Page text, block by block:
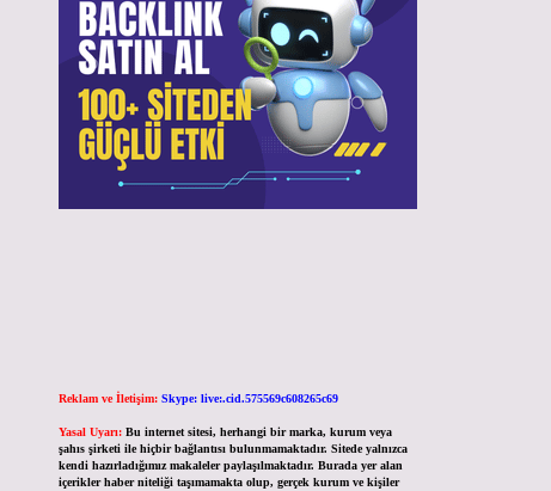
Reklam ve İletişim: Skype: live:.cid.575569c608265c69
Yasal Uyarı: Bu internet sitesi, herhangi bir marka, kurum veya
şahıs şirketi ile hiçbir bağlantısı bulunmamaktadır. Sitede yalnızca
kendi hazırladığımız makaleler paylaşılmaktadır. Burada yer alan
içerikler haber niteliği taşımamakta olup, gerçek kurum ve kişiler